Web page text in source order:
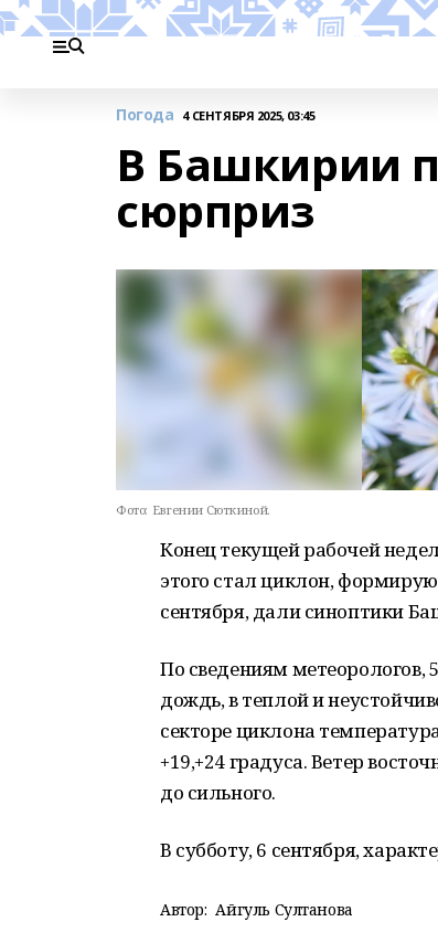
Погода 4 СЕНТЯБРЯ 2025, 03:45
В Башкирии
сюрприз
Фото: Евгении Сюткиной.
Конец текущей рабочей
этого стал циклон,
сентября, дали синоптики
По сведениям
дождь, в теплой и
секторе циклона
+19,+24 градуса. Ветер
до сильного.
В субботу, 6 сентября,
Автор: Айгуль Султанова